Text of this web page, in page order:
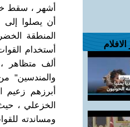
الافلام
أن يصلوا
المنطقة
ألف متظاهر
والمندسين"
أبرزهم
الخزعلي ،
ومساندته